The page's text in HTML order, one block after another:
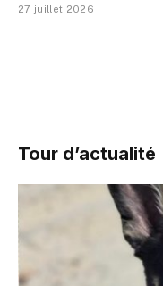
27 juillet 2026
Tour d’actualité